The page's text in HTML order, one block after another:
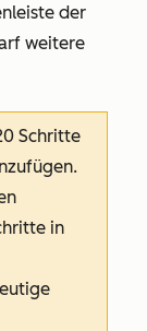
der
weitere
Schritte
in